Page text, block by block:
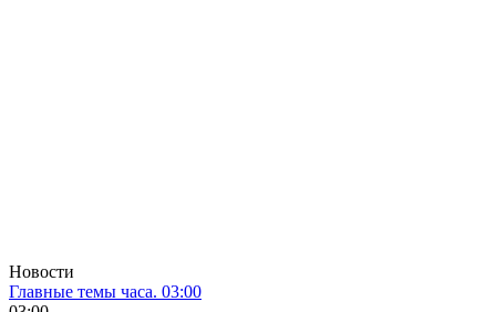
Новости
Главные темы часа. 03:00